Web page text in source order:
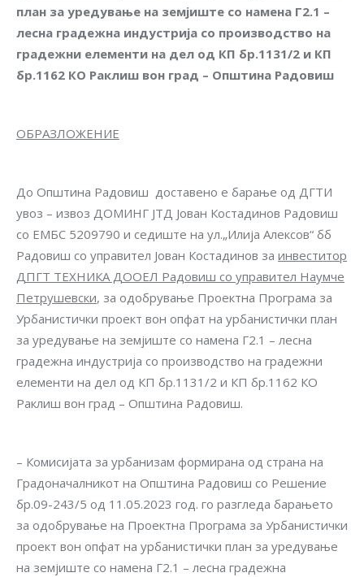
план за уредување на земјиште со намена Г2.1 –
лесна градежна индустрија со производство на
градежни елементи на дел од КП бр.1131/2 и КП
бр.1162 КО Раклиш вон град – Општина Радовиш
ОБРАЗЛОЖЕНИЕ
До Општина Радовиш доставено е барање од ДГТИ
увоз – извоз ДОМИНГ ЈТД Јован Костадинов Радовиш
со ЕМБС 5209790 и седиште на ул.„Илија Алексов“ бб
Радовиш со управител Јован Костадинов за инвеститор
ДПГТ ТЕХНИКА ДООЕЛ Радовиш со управител Наумче
Петрушевски, за одобрување Проектна Програма за
Урбанистички проект вон опфат на урбанистички план
за уредување на земјиште со намена Г2.1 – лесна
градежна индустрија со производство на градежни
елементи на дел од КП бр.1131/2 и КП бр.1162 КО
Раклиш вон град – Општина Радовиш.
– Комисијата за урбанизам формирана од страна на
Градоначалникот на Општина Радовиш со Решение
бр.09-243/5 од 11.05.2023 год. го разгледа барањето
за одобрување на Проектна Програма за Урбанистички
проект вон опфат на урбанистички план за уредување
на земјиште со намена Г2.1 – лесна градежна